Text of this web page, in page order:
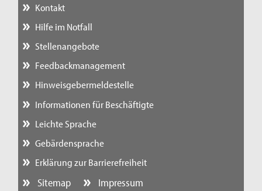
Kontakt
Hilfe im Notfall
Stellenangebote
Feedbackmanagement
Hinweisgebermeldestelle
Informationen für Beschäftigte
Leichte Sprache
Gebärdensprache
Erklärung zur Barrierefreiheit
Sitemap Impressum